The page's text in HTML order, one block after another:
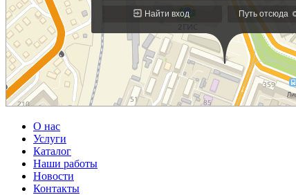
О нас
Услуги
Каталог
Наши работы
Новости
Контакты